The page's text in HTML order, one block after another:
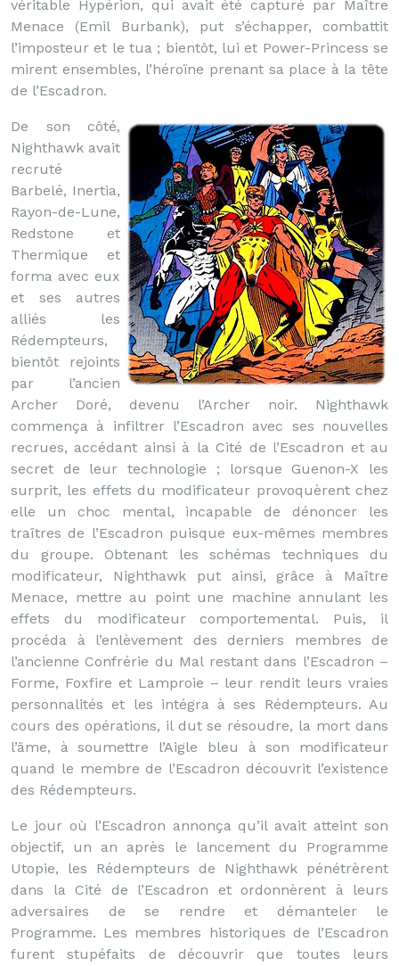
véritable Hypérion, qui avait été capturé par Maître
Menace (Emil Burbank), put s’échapper, combattit
l’imposteur et le tua ; bientôt, lui et Power-Princess se
mirent ensembles, l’héroïne prenant sa place à la tête
de l’Escadron.
De son côté,
Nighthawk avait
recruté
Barbelé, Inertia,
Rayon-de-Lune,
Redstone et
Thermique et
forma avec eux
et ses autres
alliés les
Rédempteurs,
bientôt rejoints
par l’ancien
Archer Doré, devenu l’Archer noir. Nighthawk
commença à infiltrer l’Escadron avec ses nouvelles
recrues, accédant ainsi à la Cité de l’Escadron et au
secret de leur technologie ; lorsque Guenon-X les
surprit, les effets du modificateur provoquèrent chez
elle un choc mental, incapable de dénoncer les
traîtres de l’Escadron puisque eux-mêmes membres
du groupe. Obtenant les schémas techniques du
modificateur, Nighthawk put ainsi, grâce à Maître
Menace, mettre au point une machine annulant les
effets du modificateur comportemental. Puis, il
procéda à l’enlèvement des derniers membres de
l’ancienne Confrérie du Mal restant dans l’Escadron –
Forme, Foxfire et Lamproie – leur rendit leurs vraies
personnalités et les intégra à ses Rédempteurs. Au
cours des opérations, il dut se résoudre, la mort dans
l’âme, à soumettre l’Aigle bleu à son modificateur
quand le membre de l’Escadron découvrit l’existence
des Rédempteurs.
Le jour où l’Escadron annonça qu’il avait atteint son
objectif, un an après le lancement du Programme
Utopie, les Rédempteurs de Nighthawk pénétrèrent
dans la Cité de l’Escadron et ordonnèrent à leurs
adversaires de se rendre et démanteler le
Programme. Les membres historiques de l’Escadron
furent stupéfaits de découvrir que toutes leurs